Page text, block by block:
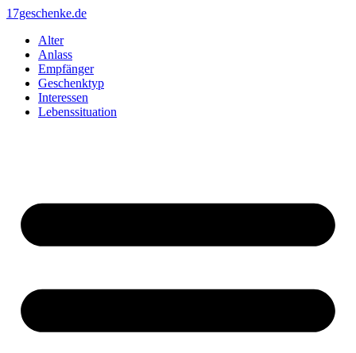
Zum
springen
17geschenke.de
Alter
Anlass
Empfänger
Geschenktyp
Interessen
Lebenssituation